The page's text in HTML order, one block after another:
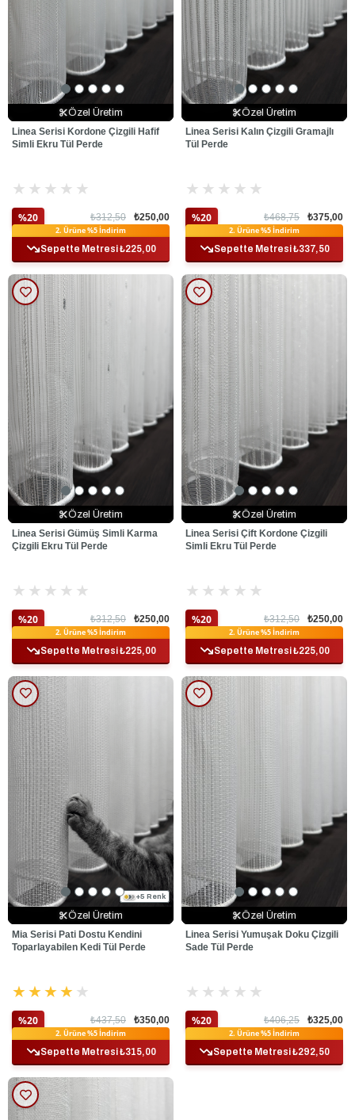
Özel Üretim
Özel Üretim
Özel Üretim
Linea Serisi Kordone Çizgili Hafif
Simli Ekru Tül Perde
★ ★ ★ ★ ★
₺250,00
₺312,50
%20
Ek %10 İndirim
Sepette Metresi ₺225,00
Özel Üretim
Özel Üretim
Özel Üretim
Linea Serisi Kalın Çizgili Gramajlı
Tül Perde
★ ★ ★ ★ ★
₺375,00
₺468,75
%20
Ek %10 İndirim
Sepette Metresi ₺337,50
Özel Üretim
Özel Üretim
Özel Üretim
Linea Serisi Gümüş Simli Karma
Çizgili Ekru Tül Perde
★ ★ ★ ★ ★
₺250,00
₺312,50
%20
Ek %10 İndirim
2. Ürüne %5 İndirim
Sepette Metresi ₺225,00
Özel Üretim
Özel Üretim
Özel Üretim
Linea Serisi Çift Kordone Çizgili
Simli Ekru Tül Perde
★ ★ ★ ★ ★
₺250,00
₺312,50
%20
Ek %10 İndirim
2. Ürüne %5 İndirim
Sepette Metresi ₺225,00
Özel Üretim
+5 Renk
Özel Üretim
+5 Renk
Özel Üretim
+5 Renk
Mia Serisi Pati Dostu Kendini
Toparlayabilen Kedi Tül Perde
★★★★ ★
₺350,00
₺437,50
%20
Ek %10 İndirim
Sepette Metresi ₺315,00
Özel Üretim
Özel Üretim
Özel Üretim
Linea Serisi Yumuşak Doku Çizgili
Sade Tül Perde
★ ★ ★ ★ ★
₺325,00
₺406,25
%20
Ek %10 İndirim
Sepette Metresi ₺292,50